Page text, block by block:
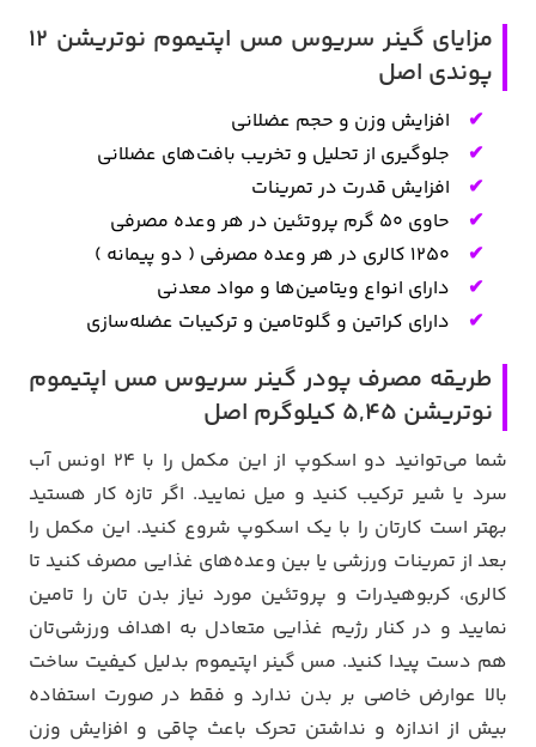
مزایای گینر سریوس مس اپتیموم نوتریشن 12
پوندی اصل
افزایش وزن و حجم عضلانی
جلوگیری از تحلیل و تخریب بافت‌های عضلانی
افزایش قدرت در تمرینات
حاوی ۵۰ گرم پروتئین در هر وعده مصرفی
۱۲۵۰ کالری در هر وعده مصرفی ( دو پیمانه )
دارای انواع ویتامین‌ها و مواد معدنی
دارای کراتین و گلوتامین و ترکیبات عضله‌سازی
طریقه مصرف پودر گینر سریوس مس اپتیموم
نوتریشن ۵,۴۵ کیلوگرم اصل
شما می‌توانید دو اسکوپ از این مکمل را با 24 اونس آب
سرد یا شیر ترکیب کنید و میل نمایید. اگر تازه کار هستید
بهتر است کارتان را با یک اسکوپ شروع کنید. این مکمل را
بعد از تمرینات ورزشی یا بین وعده‌های غذایی مصرف کنید تا
کالری، کربوهیدرات و پروتئین مورد نیاز بدن تان را تامین
نمایید و در کنار رژیم غذایی متعادل به اهداف ورزشی‌تان
هم دست پیدا کنید. مس گینر اپتیموم بدلیل کیفیت ساخت
بالا عوارض خاصی بر بدن ندارد و فقط در صورت استفاده
بیش از اندازه و نداشتن تحرک باعث چاقی و افزایش وزن